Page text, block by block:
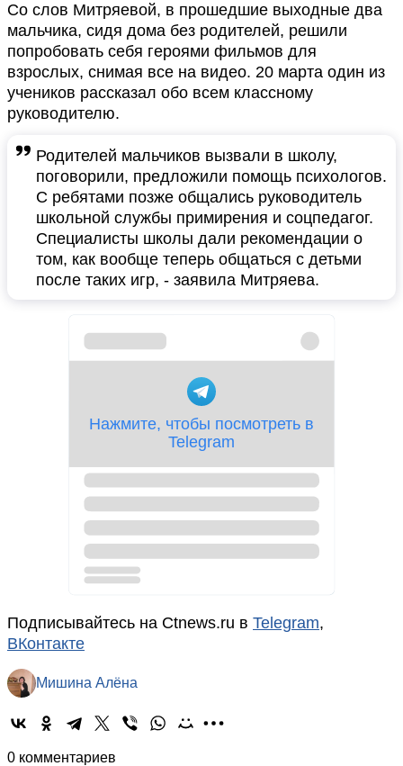
Со слов Митряевой, в прошедшие выходные два
мальчика, сидя дома без родителей, решили
попробовать себя героями фильмов для
взрослых, снимая все на видео. 20 марта один из
учеников рассказал обо всем классному
руководителю.
Родителей мальчиков вызвали в школу,
поговорили, предложили помощь психологов.
С ребятами позже общались руководитель
школьной службы примирения и соцпедагог.
Специалисты школы дали рекомендации о
том, как вообще теперь общаться с детьми
после таких игр, - заявила Митряева.
Подписывайтесь на Ctnews.ru в Telegram,
ВКонтакте
Мишина Алёна
0 комментариев